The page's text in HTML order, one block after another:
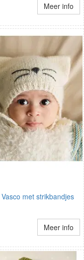
Meer info
met strikbandjes
Meer info